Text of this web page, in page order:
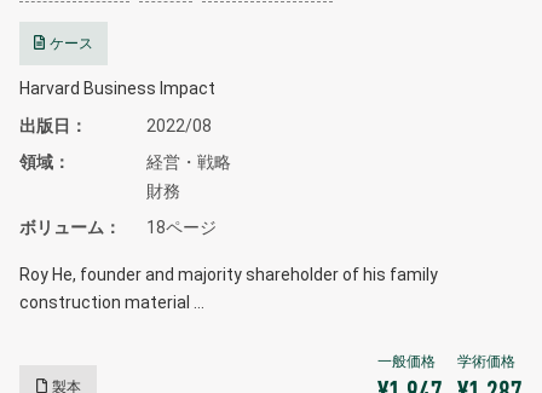
ケース
Harvard Business Impact
出版日
2022/08
領域
経営・戦略
財務
ボリューム
18ページ
Roy He, founder and majority shareholder of his family
construction material …
製本